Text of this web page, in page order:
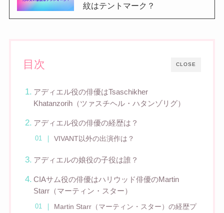
紋はテントマーク？
CLOSE
目次
アディエル役の俳優はTsaschikher
Khatanzorih（ツァスチヘル・ハタンゾリグ）
アディエル役の俳優の経歴は？
VIVANT以外の出演作は？
アディエルの娘役の子役は誰？
CIAサム役の俳優はハリウッド俳優のMartin
Starr（マーティン・スター）
Martin Starr（マーティン・スター）の経歴プ